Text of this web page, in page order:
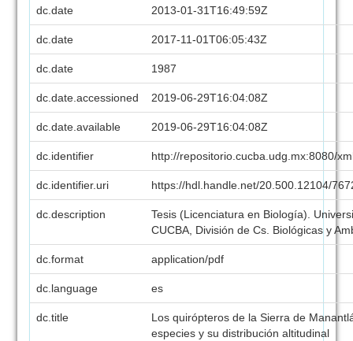
dc.date 2013-01-31T16:49:59Z
dc.date 2017-11-01T06:05:43Z
dc.date 1987
dc.date.accessioned 2019-06-29T16:04:08Z
dc.date.available 2019-06-29T16:04:08Z
dc.identifier http://repositorio.cucba.udg.mx:8080/
dc.identifier.uri https://hdl.handle.net/20.500.12104/
dc.description
Tesis (Licenciatura en Biología).
CUCBA, División de Cs. Biológicas y
dc.format application/pdf
dc.language es
dc.title
Los quirópteros de la Sierra de
especies y su distribución altitudinal